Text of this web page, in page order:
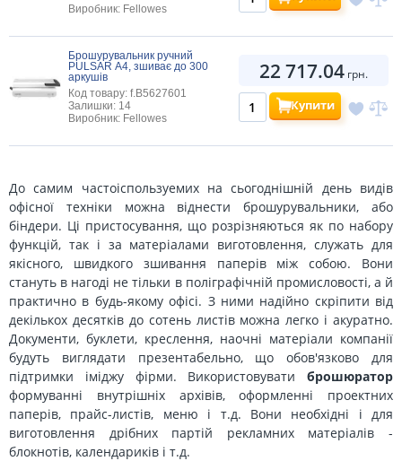
Виробник: Fellowes
Брошурувальник ручний
PULSAR А4, зшиває до 300
аркушів
Код товару: f.B5627601
Залишки: 14
Виробник: Fellowes
22 717.04 грн.
Купити
До самим частоіспользуемих на сьогоднішній день видів
офісної техніки можна віднести брошурувальники, або
біндери. Ці пристосування, що розрізняються як по набору
функцій, так і за матеріалами виготовлення, служать для
якісного, швидкого зшивання паперів між собою. Вони
стануть в нагоді не тільки в поліграфічній промисловості, а й
практично в будь-якому офісі. З ними надійно скріпити від
декількох десятків до сотень листів можна легко і акуратно.
Документи, буклети, креслення, наочні матеріали компанії
будуть виглядати презентабельно, що обов'язково для
підтримки іміджу фірми. Використовувати брошюратор
формуванні внутрішніх архівів, оформленні проектних
паперів, прайс-листів, меню і т.д. Вони необхідні і для
виготовлення дрібних партій рекламних матеріалів -
блокнотів, календариків і т.д.